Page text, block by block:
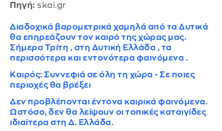
Πηγή: skai.gr
Διαδοχικά βαρομετρικά χαμηλά από τα Δυτικά
θα επηρεάζουν τον καιρό της χώρας μας.
Σήμερα Τρίτη , στη Δυτική Ελλάδα , τα
περισσότερα και εντονότερα φαινόμενα .
Καιρός: Συννεφιά σε όλη τη χώρα - Σε ποιες
περιοχές θα βρέξει
Δεν προβλέπονται έντονα καιρικά φαινόμενα.
Ωστόσο, δεν θα λείψουν οι τοπικές καταιγίδες
ιδιαίτερα στη Δ. Ελλάδα.